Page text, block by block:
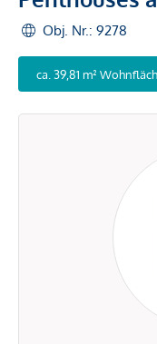
Obj. Nr.: 9278
ca. 39,81 m²